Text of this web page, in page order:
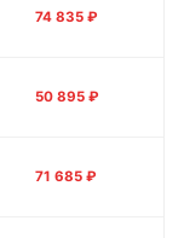
74 835 ₽
50 895 ₽
71 685 ₽